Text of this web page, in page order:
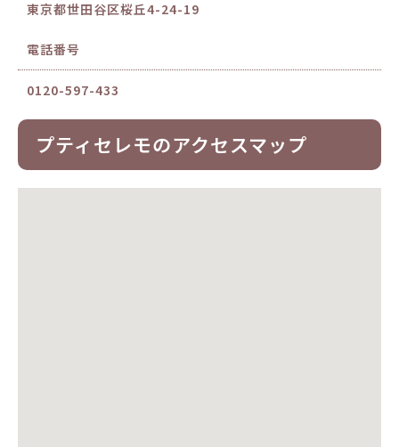
東京都世田谷区桜丘4-24-19
電話番号
0120-597-433
プティセレモのアクセスマップ